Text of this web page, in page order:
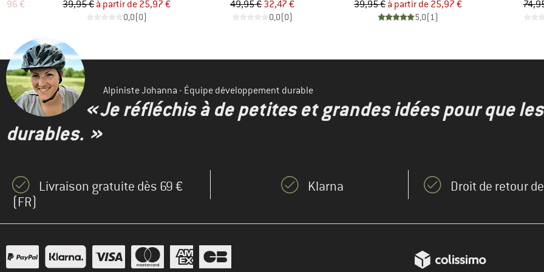
€ Prix
39,95 € Prix réduit
à partir de 25,97 €
0,0(0)
Prix
49,95 €Prix réduit
32,47 €
0,0(0)
Prix
39,95 € Prix réduit
à partir de 25,97 €
5,0(1)
Alpiniste Johanna - Équipe développement durable
« Je réfléchis à de petites et grandes idées pour que
durables. »
Livraison gratuite dès 69 €
(FR)
Klarna Droit de retour